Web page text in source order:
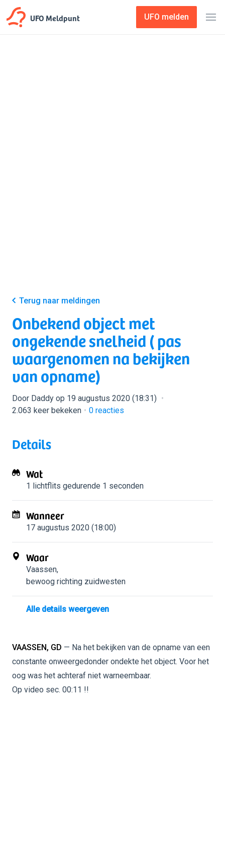
UFO Meldpunt UFO melden
Terug naar meldingen
Onbekend object met
ongekende snelheid ( pas
waargenomen na bekijken
van opname)
Door Daddy op 19 augustus 2020 (18:31)
2.063 keer bekeken
0 reacties
Details
Wat
1 lichtflits gedurende 1 seconden
Wanneer
17 augustus 2020 (18:00)
Waar
Vaassen,
bewoog richting zuidwesten
Alle details weergeven
VAASSEN, GD — Na het bekijken van de opname van een
constante onweergedonder ondekte het object. Voor het
oog was het achteraf niet warneembaar.
Op video sec. 00:11 !!